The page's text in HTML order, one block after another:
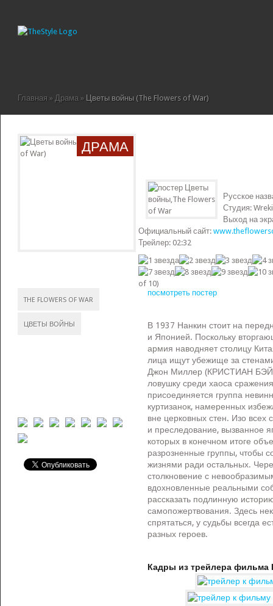
Главная » Драма » Цветы войны (The Flowers of War)
ДРАМА
THE FLOWERS OF WAR
ЦВЕТЫ ВОЙНЫ
Русское
Студия:
Выход на
Официальный сайт:
Трейлер: 02:32
of 10)
посмотреть постер
В 1937 Нанкин стоит на
и Японией. Поскольку
армия наводняет столицу
лица ищут убежище за
Джон Миллер (КРИСТИАН
ловушку среди хаоса
присоединяется группа
куртизанок, намеренных
вне церковных стен. Изо всех
и преследование, вызванное
которых в конечном итоге
разрозненные группы, чтобы
жизнями ради остальных.
столкновение с
вдохновленные реальными
рассказать подлинную
самопожертвования. Здесь
спрятаться, у судьбы всегда
разных героев.
Кадры из трейлера